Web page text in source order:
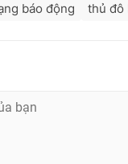
báo động thủ đô